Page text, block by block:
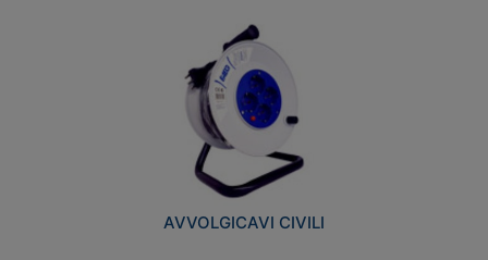
AVVOLGICAVI CIVILI